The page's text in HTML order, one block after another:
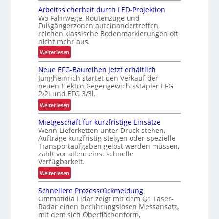
e
h
r
E
r
g
n
o
m
i
e
u
n
d
P
r
ä
z
s
i
o
Arbeitssicherheit durch LED-Projektion
Wo Fahrwege, Routenzüge und
Fußgängerzonen aufeinandertreffen,
reichen klassische Bodenmarkierungen oft
nicht mehr aus.
Weiterlesen:
A
r
b
e
i
t
s
i
c
h
e
r
h
e
i
t
Neue EFG-Baureihen jetzt erhältlich
Jungheinrich startet den Verkauf der
neuen Elektro-Gegengewichtsstapler EFG
2/2i und EFG 3/3i.
Weiterlesen:
N
e
u
e
E
F
G
-
B
a
u
r
Mietgeschäft für kurzfristige Einsätze
Wenn Lieferketten unter Druck stehen,
Aufträge kurzfristig steigen oder spezielle
Transportaufgaben gelöst werden müssen,
zählt vor allem eins: schnelle
Verfügbarkeit.
Weiterlesen:
M
i
e
t
Schnellere Prozessrückmeldung
Ommatidia Lidar zeigt mit dem Q1 Laser-
Radar einen berührungslosen Messansatz,
mit dem sich Oberflächenform,